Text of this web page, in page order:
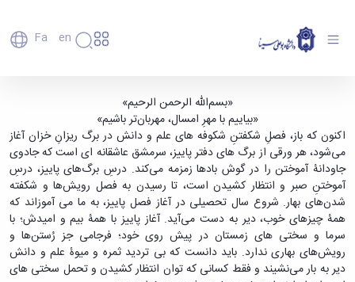
Fa En
و
معرفی
برنامه
راهبردی
دانشگاه
نقشه
دانشگاه
سازمان
دانشگاه
معاونت
علمی
کارکنان
دانشجویان
فارغ
التحصیلان
دانشکده‌ها
پردیس
اصلی
مهندسی
کشاورزی
ارتباط
با ما
روابط
بین
الملل
پیام ریاست محترم دانشگاه ‌به مناسبت آغاز سال
تحصیلی جدید - دانشگاه بوعلی سینا همدان
«بسم‌الله الرحمن الرحیم»
«بیاییم با مهرِ امسال، مهربان‌تر باشیم»
اکنون که باز، فصلِ شکفتنِ شکوفه‌ های علم و دانش در برگ‌ ریزانِ خزان آغاز
می‌شود، هر ورقی از برگ‌ های دفتر پاییز، سرمشق عاشقانه‌ ای است که جادوی
جاودانۀ آموختن را در گوش بادها زمزمه می‌کند. درسِ ‌برگ‌های پاییز، درسِ
آموختنِ صبر و انتظار کشیدن است، تا رسیدن به فصل رویش‌ها و شکفته‌
شدن‌های بهار. شروع سال تحصیلی در آغاز فصل پاییز، به ما می‌ آموزاند که
همۀ چیزهای خوب، دیر به دست می‌آید. آغاز پاییز با همۀ بیم و امیدش؛ با
سرما و سختی‌ های زمستان در پیش روی خود؛ فرجامی جز رُستن‌ها و
رویش‌های بهاری ندارد. باید دانست که بی‌ تردید ثمره و میوۀ علم و دانش
دیر به بار می‌نشیند و فقط کسانی که توان انتظار کشیدن و تحمل سختی‌ های